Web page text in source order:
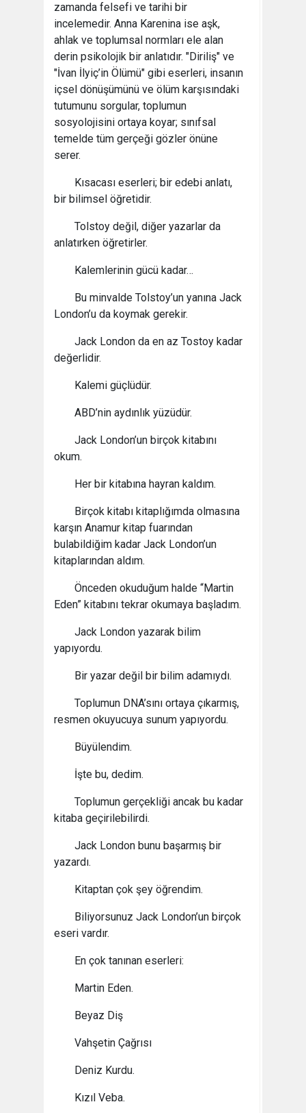
zamanda felsefi ve tarihi bir
incelemedir. Anna Karenina ise aşk,
ahlak ve toplumsal normları ele alan
derin psikolojik bir anlatıdır. "Diriliş" ve
"İvan İlyiç’in Ölümü" gibi eserleri, insanın
içsel dönüşümünü ve ölüm karşısındaki
tutumunu sorgular, toplumun
sosyolojisini ortaya koyar; sınıfsal
temelde tüm gerçeği gözler önüne
serer.
Kısacası eserleri; bir edebi anlatı,
bir bilimsel öğretidir.
Tolstoy değil, diğer yazarlar da
anlatırken öğretirler.
Kalemlerinin gücü kadar…
Bu minvalde Tolstoy’un yanına Jack
London’u da koymak gerekir.
Jack London da en az Tostoy kadar
değerlidir.
Kalemi güçlüdür.
ABD’nin aydınlık yüzüdür.
Jack London’un birçok kitabını
okum.
Her bir kitabına hayran kaldım.
Birçok kitabı kitaplığımda olmasına
karşın Anamur kitap fuarından
bulabildiğim kadar Jack London’un
kitaplarından aldım.
Önceden okuduğum halde “Martin
Eden” kitabını tekrar okumaya başladım.
Jack London yazarak bilim
yapıyordu.
Bir yazar değil bir bilim adamıydı.
Toplumun DNA’sını ortaya çıkarmış,
resmen okuyucuya sunum yapıyordu.
Büyülendim.
İşte bu, dedim.
Toplumun gerçekliği ancak bu kadar
kitaba geçirilebilirdi.
Jack London bunu başarmış bir
yazardı.
Kitaptan çok şey öğrendim.
Biliyorsunuz Jack London’un birçok
eseri vardır.
En çok tanınan eserleri:
Martin Eden.
Beyaz Diş
Vahşetin Çağrısı
Deniz Kurdu.
Kızıl Veba.